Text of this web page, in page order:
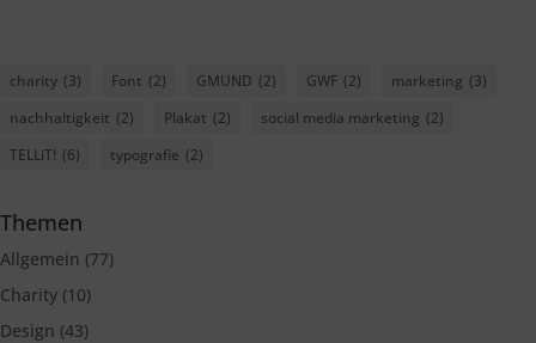
charity (3) Font (2) GMUND (2) GWF (2) marketing (3)
nachhaltigkeit (2) Plakat (2) social media marketing (2)
TELLiT! (6) typografie (2)
Themen
Allgemein (77)
Charity (10)
Design (43)